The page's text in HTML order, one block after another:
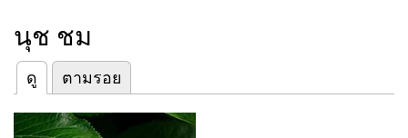
นุช ชม
Primary tabs
ดู
(แท็บปัจจุบัน)ตามรอย